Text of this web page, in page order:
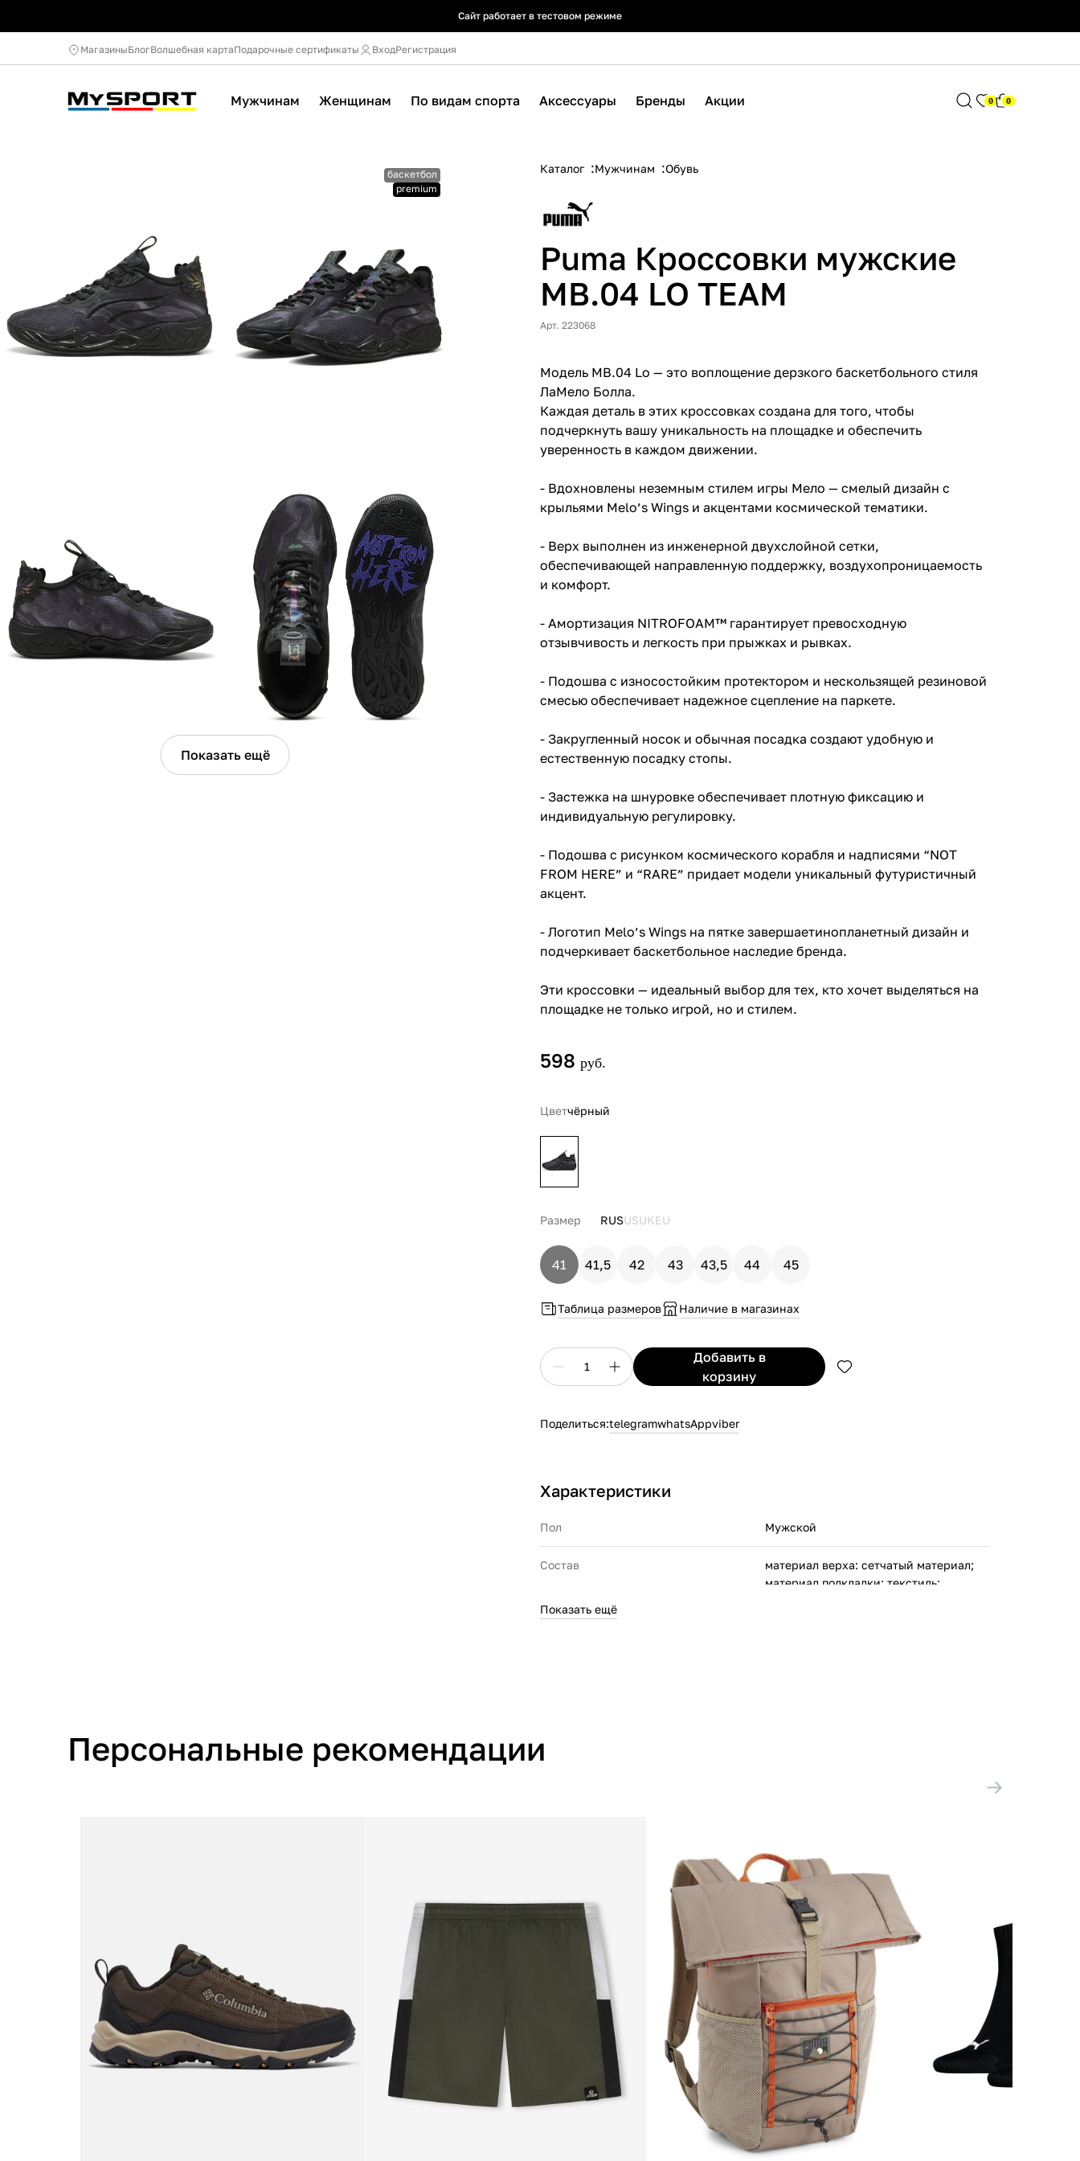
Сайт работает в тестовом режиме
Сайт работает в тестовом режиме
Сайт работает в тестовом режиме
МагазиныБлогВолшебная картаПодарочные сертификаты ВходРегистрация
Мужчинам Женщинам По видам спорта Аксессуары Бренды Акции 0 0
баскетбол
premium
Показать ещё
Каталог Мужчинам Обувь
Puma Кроссовки мужские
MB.04 LO TEAM
Арт. 223068
Модель MB.04 Lo — это воплощение дерзкого баскетбольного стиля
ЛаМело Болла.
Каждая деталь в этих кроссовках создана для того, чтобы
подчеркнуть вашу уникальность на площадке и обеспечить
уверенность в каждом движении.
- Вдохновлены неземным стилем игры Мело — смелый дизайн с
крыльями Melo’s Wings и акцентами космической тематики.
- Верх выполнен из инженерной двухслойной сетки,
обеспечивающей направленную поддержку, воздухопроницаемость
и комфорт.
- Амортизация NITROFOAM™ гарантирует превосходную
отзывчивость и легкость при прыжках и рывках.
- Подошва с износостойким протектором и нескользящей резиновой
смесью обеспечивает надежное сцепление на паркете.
- Закругленный носок и обычная посадка создают удобную и
естественную посадку стопы.
- Застежка на шнуровке обеспечивает плотную фиксацию и
индивидуальную регулировку.
- Подошва с рисунком космического корабля и надписями “NOT
FROM HERE” и “RARE” придает модели уникальный футуристичный
акцент.
- Логотип Melo’s Wings на пятке завершаетинопланетный дизайн и
подчеркивает баскетбольное наследие бренда.
Эти кроссовки — идеальный выбор для тех, кто хочет выделяться на
площадке не только игрой, но и стилем.
598 руб.
Цветчёрный
Размер RUSUSUKEU
41 41,5 42 43 43,5 44 45
Таблица размеров Наличие в магазинах
1
Добавитьв
корзину
Поделиться:telegramwhatsAppviber
Характеристики
Пол Мужской
Состав
материал верха: сетчатый материал;
материал подкладки: текстиль;
Артикул производителя
Показать ещё
Персональные рекомендации